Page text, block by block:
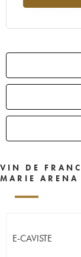
VIN DE
MARIE ARENA
E-CAVISTE